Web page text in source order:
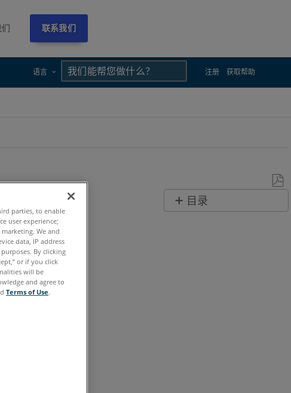
联系我们
语言 注册 获取帮助
存
目录
parties, to enable
user experience;
We and
data, IP address
By clicking
or if you click
will be
and agree to
Terms of Use.